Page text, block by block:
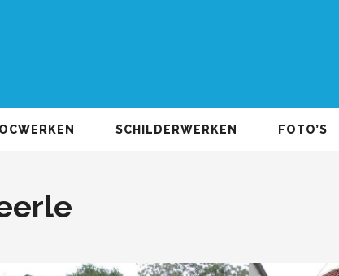
SCHILDERWERKEN FOTO’S